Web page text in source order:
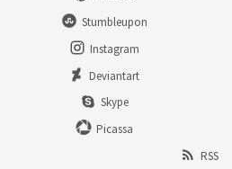
Stumbleupon
Instagram
Deviantart
Skype
Picassa
RSS